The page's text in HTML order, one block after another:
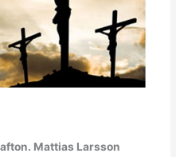
Mattias Larsson